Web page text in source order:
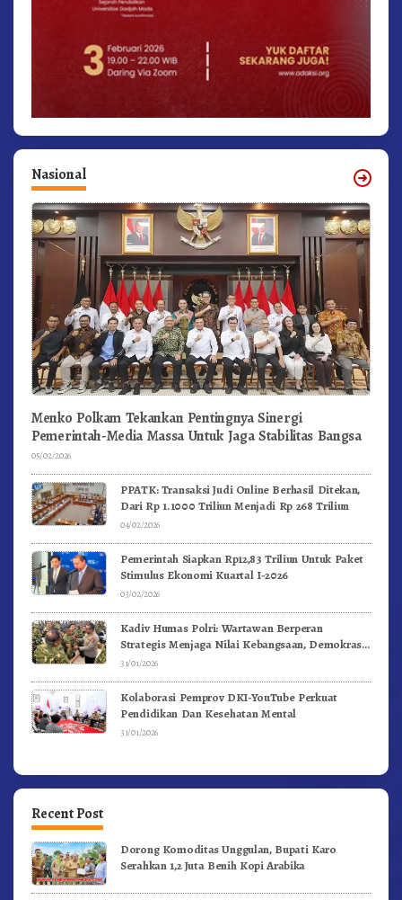
Nasional
Menko Polkam Tekankan Pentingnya Sinergi
Pemerintah-Media Massa Untuk Jaga Stabilitas Bangsa
05/02/2026
PPATK: Transaksi Judi Online Berhasil Ditekan,
Dari Rp 1.1000 Triliun Menjadi Rp 268 Triliun
04/02/2026
Pemerintah Siapkan Rp12,83 Triliun Untuk Paket
Stimulus Ekonomi Kuartal I-2026
03/02/2026
Kadiv Humas Polri: Wartawan Berperan
Strategis Menjaga Nilai Kebangsaan, Demokrasi,
dan NKRI
31/01/2026
Kolaborasi Pemprov DKI-YouTube Perkuat
Pendidikan Dan Kesehatan Mental
31/01/2026
Recent Post
Dorong Komoditas Unggulan, Bupati Karo
Serahkan 1,2 Juta Benih Kopi Arabika